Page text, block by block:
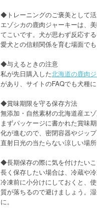
◆トレーニングのご褒美として
エゾシカの鹿肉ジャーキーは、
てこいです。犬が思わず反応す
愛犬との信頼関係を育む場面で
◆与えるときの注意
私が先日購入した北海道の鹿肉
があり、サイトのFAQでも犬種
◆賞味期限を守る保存方法
無添加・自然素材の北海道産エ
まずパッケージに書かれた賞味
化が進むので、密閉容器やジッ
直射日光の当たらない涼しい場
◆長期保存の際に気を付けたいこ
長く保存したい場合は、冷蔵や
冷凍前に小分けにしておくと、
質が落ちるので避けましょう。
に。